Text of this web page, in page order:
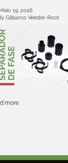
Maio 19, 2026
Gilbarco Veeder-Root
more